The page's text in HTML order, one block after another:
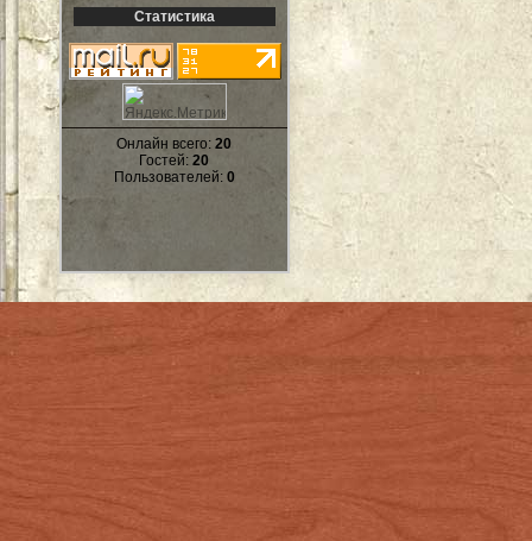
Статистика
Онлайн всего:20
Гостей:20
Пользователей: 0